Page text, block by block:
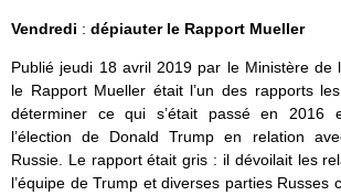
Vendredi : dépiauter le Rapport Mueller
Publié jeudi 18 avril 2019 par le Ministère de
le Rapport Mueller était l’un des rapports
déterminer ce qui s’était passé en 2016
l’élection de Donald Trump en relation
Russie. Le rapport était gris : il dévoilait les
l’équipe de Trump et diverses parties Russes